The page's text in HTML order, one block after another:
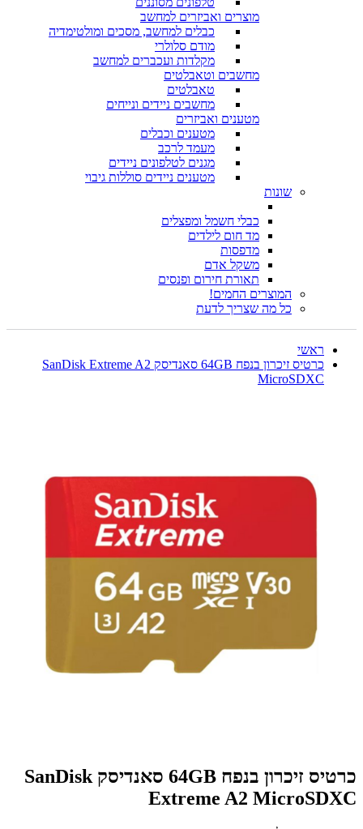
מוצרים ואביזרים למחשב
כבלים למחשב, מסכים ומולטימדיה
מודם סלולרי
מקלדות ועכברים למחשב
מחשבים וטאבלטים
טאבלטים
מחשבים ניידים ונייחים
מטענים ואביזרים
מטענים וכבלים
מעמד לרכב
מגנים לטלפונים ניידים
מטענים ניידים סוללות גיבוי
שונות
כבלי חשמל ומפצלים
מד חום לילדים
מדפסות
משקל אדם
תאורת חירום ופנסים
המוצרים החמים!
כל מה שצריך לדעת
ראשי
כרטיס זיכרון בנפח 64GB סאנדיסק SanDisk Extreme A2
MicroSDXC
כרטיס זיכרון בנפח 64GB סאנדיסק SanDisk
Extreme A2 MicroSDXC